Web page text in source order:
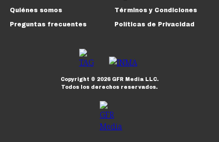
Quiénes somos
Preguntas frecuentes
Términos y Condiciones
Políticas de Privacidad
Copyright © 2026GFR Media LLC.
Todos los derechos reservados.